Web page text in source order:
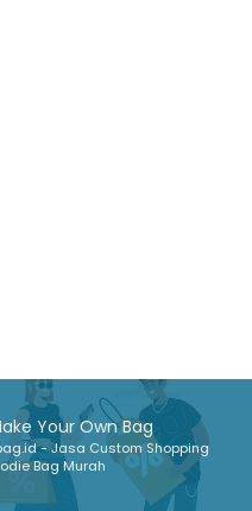
Your Own Bag
- Jasa Custom Shopping
Bag Murah